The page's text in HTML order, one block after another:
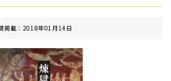
掲載：2018年01月14日